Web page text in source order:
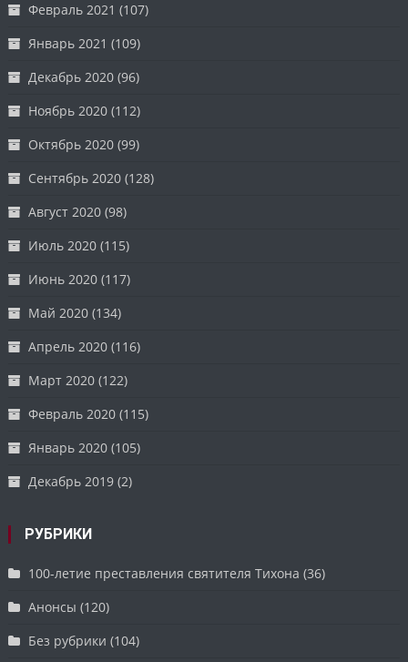
Февраль 2021 (107)
Январь 2021 (109)
Декабрь 2020 (96)
Ноябрь 2020 (112)
Октябрь 2020 (99)
Сентябрь 2020 (128)
Август 2020 (98)
Июль 2020 (115)
Июнь 2020 (117)
Май 2020 (134)
Апрель 2020 (116)
Март 2020 (122)
Февраль 2020 (115)
Январь 2020 (105)
Декабрь 2019 (2)
РУБРИКИ
100-летие преставления святителя Тихона (36)
Анонсы (120)
Без рубрики (104)